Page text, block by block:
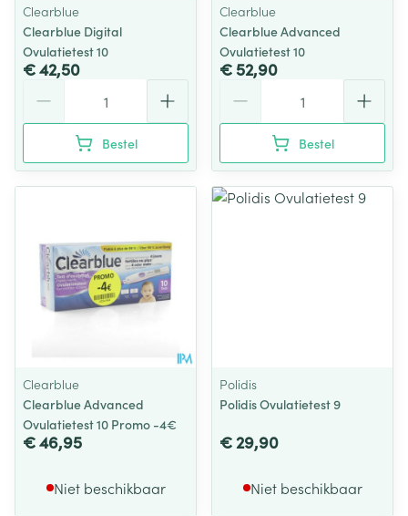
Clearblue
Clearblue Digital
Ovulatietest 10
€ 42,50
Bestel
Clearblue
Clearblue Advanced
Ovulatietest 10
€ 52,90
Bestel
Clearblue
Clearblue Advanced
Ovulatietest 10 Promo -4€
€ 46,95
Niet beschikbaar
Polidis
Polidis Ovulatietest 9
€ 29,90
Niet beschikbaar